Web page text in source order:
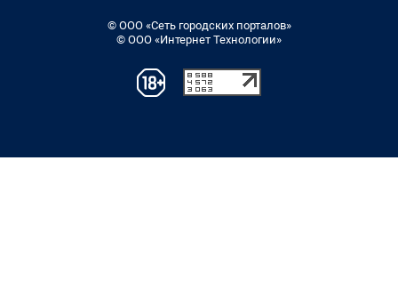
© ООО «Сеть городских порталов»
© ООО «Интернет Технологии»